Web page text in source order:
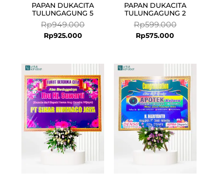
PAPAN DUKACITA
TULUNGAGUNG 5
Rp949.000
Rp925.000
PAPAN DUKACITA
TULUNGAGUNG 2
Rp599.000
Rp575.000
price
was:
Rp599.000.
price
is:
Rp575.000.